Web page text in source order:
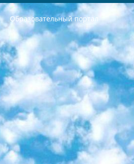
Образовательный портал
РЕСПУБЛИКА УЗБЕКИСТАН МИНИСТРЕРСТВО ДОШКОЛЬНОГО И ШКОЛЬНОГО ОБРАЗОВАНИЯ КОМАНДА в общеобразовательных учреждениях в 2023-2024 учебном году организация и проведение итоговой государственной аттестации обучающихся о Министра дошкольного и школьного образования Республики Узбекистан от 4 марта 2008 года (постановлением Минюста от 20 марта 2008 года № 1778 государственной регистрации) «Итоговое состояние учащихся общего среднего образования на основании положения об утверждении положения об аттестации общего среднего образования выпускной экзамен студентов в образовательных учреждениях в 2023-2024 учебном году В целях организации и прохождения аттестации приказываю: 1. Следующее: перечень предметов, по которым будет проводиться итоговая государственная аттестация и экзамен формы перевода согласно приложению 1; сертификаты международного образца, оценивающие уровень владения иностранными языками перечень согласно приложению 2; 2. Педагогический при специализированных образовательных учреждениях. научно-практический центр квалификации и международной оценки (Д.Давидова) 2024 г. До 25 марта: задания по предметам, по которым будет проводиться итоговая аттестация разработка и утверждение технических условий; итоговая аттестация на основании разработанного предметного задания разработка вопросов по предметам (устно и письменно), экзамен передача; общеобразовательные средние школы и специальные учебные заведения учащиеся выпускных классов школ и интернатов в агентской системе подготовка базы данных экзаменационных материалов и критериев оценки; перевод базы экзаменационных материалов на все языки обучения подать в Республиканский образовательный центр для изготовления; варианты экзаменов на основе разработанных контрольных материалов пусть будут поставлены задачи формирования. 3. Республиканский образовательный центр (Ш.Худайкулов) до 5 апреля 2024 года. до: база данных предоставленных экзаменационных материалов на все языки обучения перевод и экспертиза; для слепых, слабовидящих, глухих, слабослышащих и умственно отсталых детей учащиеся выпускных классов специализированных школ и школ-интернатов база данных экзаменационных материалов на всех преподаваемых языках подготовка критериев оценки; специализированные школы для умственно отсталых детей и технологии для учащихся выпускных классов школ-интернатов разработка соответствующих рекомендаций и критериев проведения ЕГЭ по естествознанию давать задания. 4. Педагогический при специализированных образовательных учреждениях. Научно-практический центр навыков и международной оценки (Д.Давидова), Республика образовательный центр (Худайкулов Ш.) итоговый государственный аттестационный экзамен ориентирован на творческое и логическое мышление при подготовке базы материалов учитывать введение заданий. 5. Следует отметить, что: сертификат государственного образца о знании общеобразовательного предмета и как минимум национальный уровень B1 по предметам на иностранных языках, указанным в Приложении 2. или международно признанный сертификат эквивалентного уровня студенты, изучающие определенный предмет, освобождаются от экзамена; по соответствующим предметам запланирована итоговая государственная аттестация за день до дня, путем жеребьевки Рабочей группой (в письменной форме по предметам, проводимым в форме) из числа сформированных вариантов выбрано 2 варианта; 2 выбранных варианта экзамена анонсированы на официальном сайте министерства и все выпускники по всей стране на основе этих вариантов проводит итоговую государственную аттестацию. 6. Государственное образование учащихся средних общеобразовательных учреждений. знания в соответствии с квалификационными требованиями, которые необходимо приобрести на основании стандартов итоговый (выпускной) контроль для 9 и 11 классов в целях тестирования Экзамены (далее – экзамены) состоят из предметов, перечисленных в приложении 1. будет сделано. 7. Экзамены пройдут с 26 мая по 15 июня 2024 г. (кроме науки физического воспитания). 8. Физическая для учащихся 9 классов общесредних образовательных учреждений. Экзамены по предмету «Образование, квалификация медицина» 1-6 мая 2024 года. сотрудники перевести под присмотр (с отклонениями в физическом или умственном развитии) специализированная школа для детей, школы-интернаты и со сколиозом школы-интернаты санаторного типа для больных детей исключены). 9. Он был слепым, слабовидящим и имел нарушения опорно-двигательного аппарата. экзамены в специализированных школах и интернатах для детей должны проводиться исходя из требований, предъявляемых к общеобразовательным учреждениям (физкультура кроме науки). 10. Специализированная школа для глухих и слабослышащих детей. и экзамены в интернатах и быть реализован в виде письменного теста по математике. 11. Специальность для умственно отсталых детей. Для 9 класса Родной язык и литературное письмо Государственный язык (язык обучения – узбекский). для неклассов) написано Математическое письмо Письменная/устная история Узбекистана Физическое воспитание практично Итоговый контроль Для 11 класса Написание родного языка и литературы (эссе) Математическое письмо Узбекский язык (обучение на узбекском языке) не посещающее общее среднее образование для учреждений)/Образовательное учреждение выбор письменный и устный Иностранный язык письменный/устный Письменная/устная история Узбекистана *По выбору студента:  Химия  Физика  Основы государственного права  География 10 бесплатных образовательных ресурсов - Мы составили подборку онлайн-проектов с интерактивными упражнениями, видеолекциями и статьями. Они помогут вам обрести новые и освежить старые знания бесплатно. 1. «ИНТУИТ» Старейшая образовательная площадка Рунета. Здесь вы найдёте сотни текстовых и видеокурсов на десятки различных тем — от программирования до психологии. Многие курсы подготовлены российскими университетами и крупными международными компаниями вроде Intel и Microsoft. Самостоятельное обучение бесплатное, но желающие могут оплатить услуги персональных наставников. 2. «Смартия» знакомит с актуальными профессиями и подсказывает, как им обучаться. Выбрав заинтересовавшую вас специальность — SMM-специалист, фотограф, веб-дизайнер или другую, — увидите список необходимых для неё умений. Чтобы вы могли освоить их самостоятельно, для каждого умения площадка отображает подборку ссылок на учебные материалы. Хотя «Смартия» ориентируется на русскоязычную аудиторию, часть контента всё же доступна только на английском. 3. «Лекторий Физтеха» Проект Московского физико-технического института (Физтеха). С его помощью вы можете смотреть онлайн серии лекций, записанные на видео в этом вузе. В числе доступных предметов — физика, биология, химия, информационные технологии и другие. К некоторым лекциям администрация ресурса прилагает готовые конспекты, которые можно скачивать в PDF-формате. 4. ITMOcourses Онлайн-площадка Санкт-Петербургского национального исследовательского университета информационных технологий, механики и оптики (ИТМО). Ресурс предоставляет свободный доступ к курсам, разработанным в этом вузе. Каталог материалов разбит на четыре категории: «Оптические системы и технологии», «Приборостроение и робототехника», «Информационные технологии» и «Биотехнологии». Курсы состоят из видеолекций, интерактивных демонстраций и заданий. 5. «КиберЛенинка» Электронная научная библиотека открытого доступа. Каталог площадки регулярно обрастает текстами статей из различных научных изданий. Сгруппированные по